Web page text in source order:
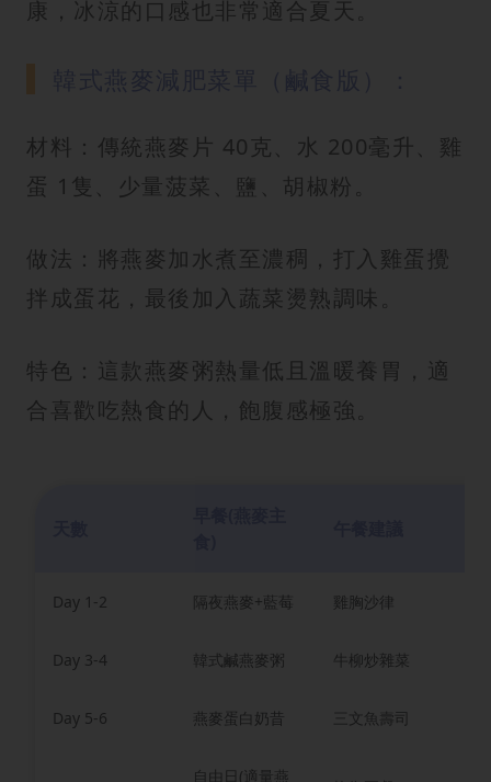
康，冰涼的口感也非常適合夏天。
材料：傳統燕麥片 40克、水 200毫升、雞
蛋 1隻、少量菠菜、鹽、胡椒粉。
做法：將燕麥加水煮至濃稠，打入雞蛋攪
拌成蛋花，最後加入蔬菜燙熟調味。
特色：這款燕麥粥熱量低且溫暖養胃，適
合喜歡吃熱食的人，飽腹感極強。
Day 1-2 隔夜燕麥+藍莓 雞胸沙律
Day 3-4 韓式鹹燕麥粥 牛柳炒雜菜
Day 5-6 燕麥蛋白奶昔 三文魚壽司
自由日(適量燕